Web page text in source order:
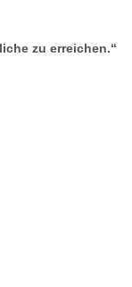
zu erreichen.“